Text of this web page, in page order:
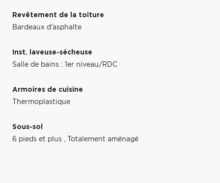
Revêtement de la toiture
Bardeaux d'asphalte
Inst. laveuse-sécheuse
Salle de bains : 1er niveau/RDC
Armoires de cuisine
Thermoplastique
Sous-sol
6 pieds et plus , Totalement aménagé